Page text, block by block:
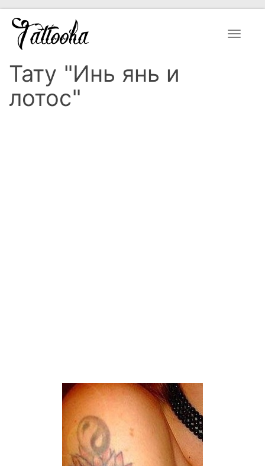
Toggle
Тату "Инь янь и
лотос"